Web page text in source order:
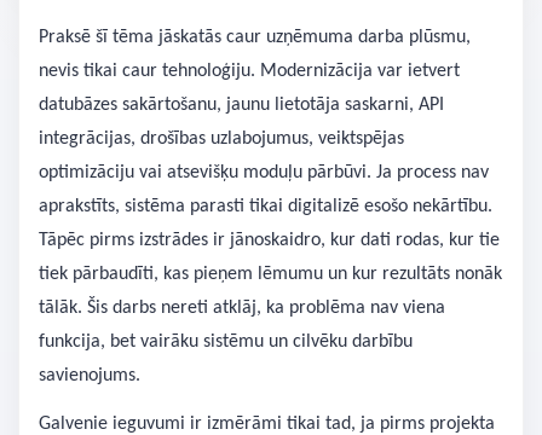
Praksē šī tēma jāskatās caur uzņēmuma darba plūsmu,
nevis tikai caur tehnoloģiju. Modernizācija var ietvert
datubāzes sakārtošanu, jaunu lietotāja saskarni, API
integrācijas, drošības uzlabojumus, veiktspējas
optimizāciju vai atsevišķu moduļu pārbūvi. Ja process nav
aprakstīts, sistēma parasti tikai digitalizē esošo nekārtību.
Tāpēc pirms izstrādes ir jānoskaidro, kur dati rodas, kur tie
tiek pārbaudīti, kas pieņem lēmumu un kur rezultāts nonāk
tālāk. Šis darbs nereti atklāj, ka problēma nav viena
funkcija, bet vairāku sistēmu un cilvēku darbību
savienojums.
Galvenie ieguvumi ir izmērāmi tikai tad, ja pirms projekta